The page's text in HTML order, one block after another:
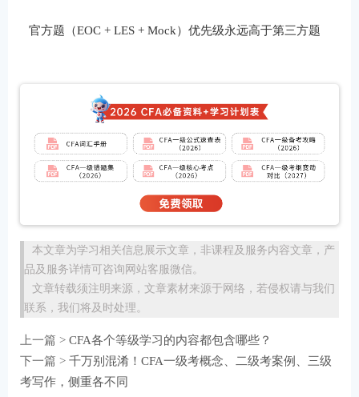
官方题（EOC + LES + Mock）优先级永远高于第三方题
本文章为学习相关信息展示文章，非课程及服务内容文章，产
品及服务详情可咨询网站客服微信。
文章转载须注明来源，文章素材来源于网络，若侵权请与我们
联系，我们将及时处理。
上一篇 > CFA各个等级学习的内容都包含哪些？
下一篇 > 千万别混淆！CFA一级考概念、二级考案例、三级
考写作，侧重各不同